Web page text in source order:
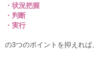
・状況把握
・判断
・実行
の3つのポイントを抑えれ